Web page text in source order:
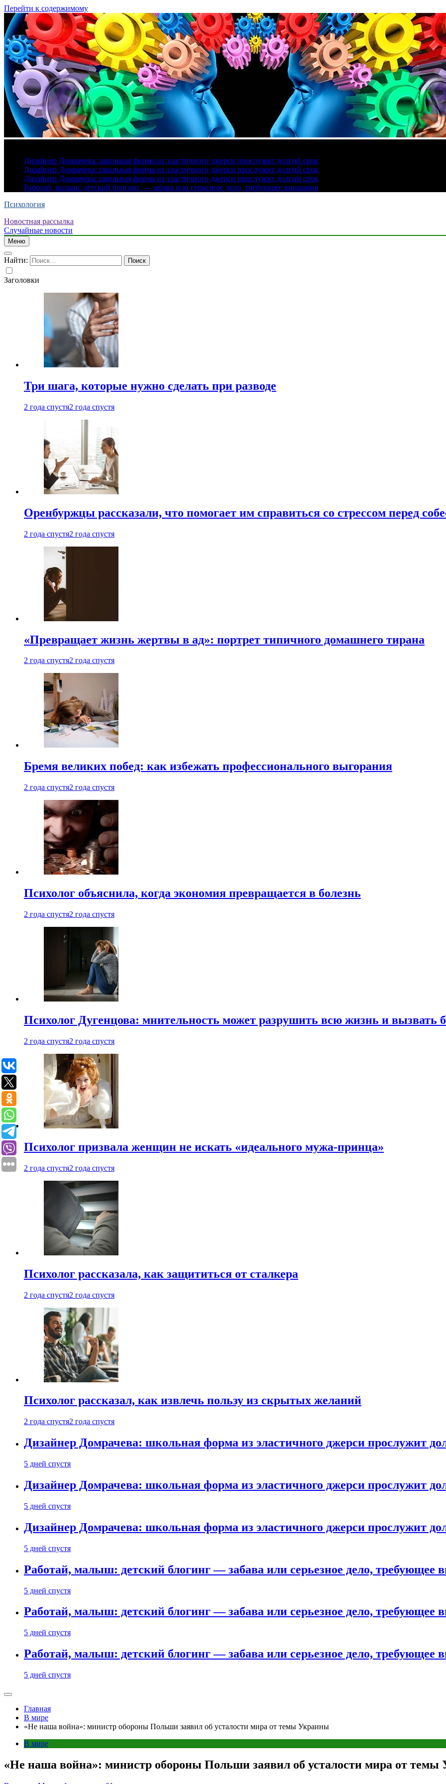
Перейти к содержимому
Дизайнер Домрачева: школьная форма из эластичного джерси прослужит долгий срок
Дизайнер Домрачева: школьная форма из эластичного джерси прослужит долгий срок
Дизайнер Домрачева: школьная форма из эластичного джерси прослужит долгий срок
Работай, малыш: детский блогинг — забава или серьезное дело, требующее внимания
Психология
Новостная рассылка
Случайные новости
Меню
Найти:
Заголовки
Три шага, которые нужно сделать при разводе
2 года спустя2 года спустя
Оренбуржцы рассказали, что помогает им справиться со стрессом перед
2 года спустя2 года спустя
«Превращает жизнь жертвы в ад»: портрет типичного домашнего тирана
2 года спустя2 года спустя
Бремя великих побед: как избежать профессионального выгорания
2 года спустя2 года спустя
Психолог объяснила, когда экономия превращается в болезнь
2 года спустя2 года спустя
Психолог Дугенцова: мнительность может разрушить всю жизнь и вызвать
2 года спустя2 года спустя
Психолог призвала женщин не искать «идеального мужа-принца»
2 года спустя2 года спустя
Психолог рассказала, как защититься от сталкера
2 года спустя2 года спустя
Психолог рассказал, как извлечь пользу из скрытых желаний
2 года спустя2 года спустя
Дизайнер Домрачева: школьная форма из эластичного джерси прослужит
5 дней спустя
Дизайнер Домрачева: школьная форма из эластичного джерси прослужит
5 дней спустя
Дизайнер Домрачева: школьная форма из эластичного джерси прослужит
5 дней спустя
Работай, малыш: детский блогинг — забава или серьезное дело, требующее
5 дней спустя
Работай, малыш: детский блогинг — забава или серьезное дело, требующее
5 дней спустя
Работай, малыш: детский блогинг — забава или серьезное дело, требующее
5 дней спустя
Главная
В мире
«Не наша война»: министр обороны Польши заявил об усталости мира от темы Украины
В мире
«Не наша война»: министр обороны Польши заявил об усталости мира от темы